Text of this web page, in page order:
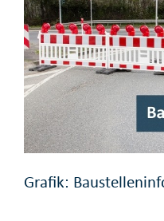
Grafik: